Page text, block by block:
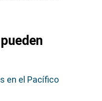
en el Pacífico